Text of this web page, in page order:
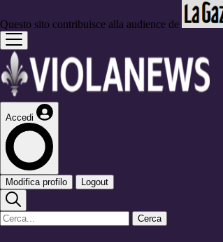
Questo sito contribuisce alla audience de
Accedi
Modifica profilo Logout
Cerca